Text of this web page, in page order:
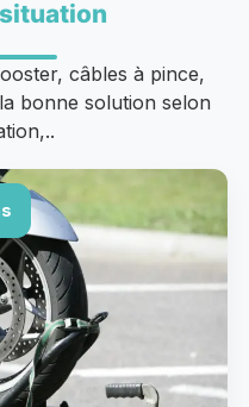
câbles à pince,
bonne solution selon